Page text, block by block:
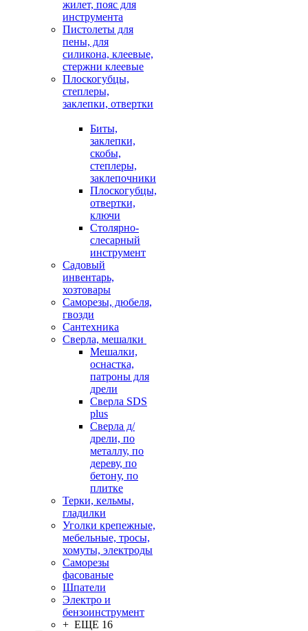
жилет, пояс для
инструмента
Пистолеты для
пены, для
силикона, клеевые,
стержни клеевые
Плоскогубцы,
степлеры,
заклепки, отвертки
Биты,
заклепки,
скобы,
степлеры,
заклепочники
Плоскогубцы,
отвертки,
ключи
Столярно-
слесарный
инструмент
Садовый
инвентарь,
хозтовары
Саморезы, дюбеля,
гвозди
Сантехника
Сверла, мешалки
Мешалки,
оснастка,
патроны для
дрели
Сверла SDS
plus
Сверла д/
дрели, по
металлу, по
дереву, по
бетону, по
плитке
Терки, кельмы,
гладилки
Уголки крепежные,
мебельные, тросы,
хомуты, электроды
Саморезы
фасованые
Шпатели
Электро и
бензоинструмент
+ ЕЩЕ 16